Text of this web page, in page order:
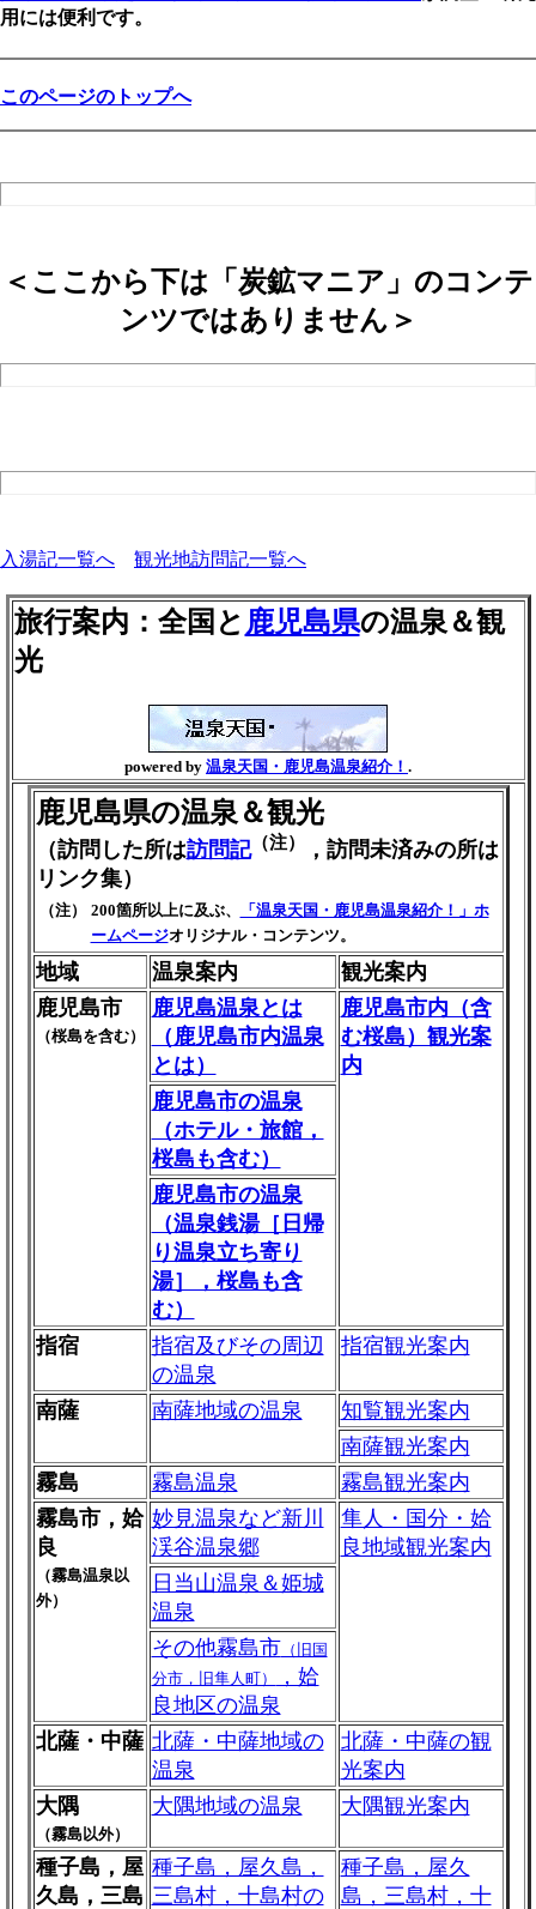
用には便利です。
このページのトップへ
＜ここから下は「炭鉱マニア」のコンテ
ンツではありません＞
入湯記一覧へ 観光地訪問記一覧へ
旅行案内：全国と 鹿児島県の温泉＆観
光
powered by 温泉天国・鹿児島温泉紹介！ .
鹿児島県の温泉＆観光
（訪問した所は訪問記 （注）
，訪問未済みの所は
リンク集）
（注） 200箇所以上に及ぶ、
「温泉天国・鹿児島温泉紹介！」ホ
ームページオリジナル・コンテンツ。
地域 温泉案内
観光案内
鹿児島市
（桜島を含む）
鹿児島温泉とは
（鹿児島市内温泉
とは）
鹿児島市内（含
む桜島）観光案
内
鹿児島市の温泉
（ホテル・旅館，
桜島も含む）
鹿児島市の温泉
（温泉銭湯［日帰
り温泉立ち寄り
湯］，桜島も含
む）
指宿
指宿及びその周辺
の温泉
指宿観光案内
南薩 南薩地域の温泉
知覧観光案内
南薩観光案内
霧島
霧島温泉
霧島観光案内
霧島市，姶
良
（霧島温泉以
外）
妙見温泉など新川
渓谷温泉郷
隼人・国分・姶
良地域観光案内
日当山温泉＆姫城
温泉
その他霧島市 （旧国
分市，旧隼人町）
，姶
良地区の温泉
北薩・中薩 北薩・中薩地域の
温泉
北薩・中薩の観
光案内
大隅
（霧島以外）
大隅地域の温泉 大隅観光案内
種子島，屋
久島，三島
種子島，屋久島，
三島村，十島村の
種子島，屋久
島，三島村，十